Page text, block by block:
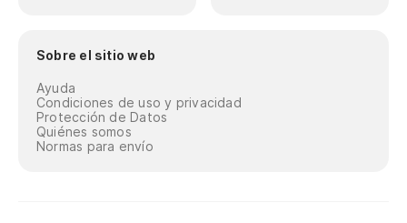
Sobre el sitio web
Ayuda
Condiciones de uso y privacidad
Protección de Datos
Quiénes somos
Normas para envío